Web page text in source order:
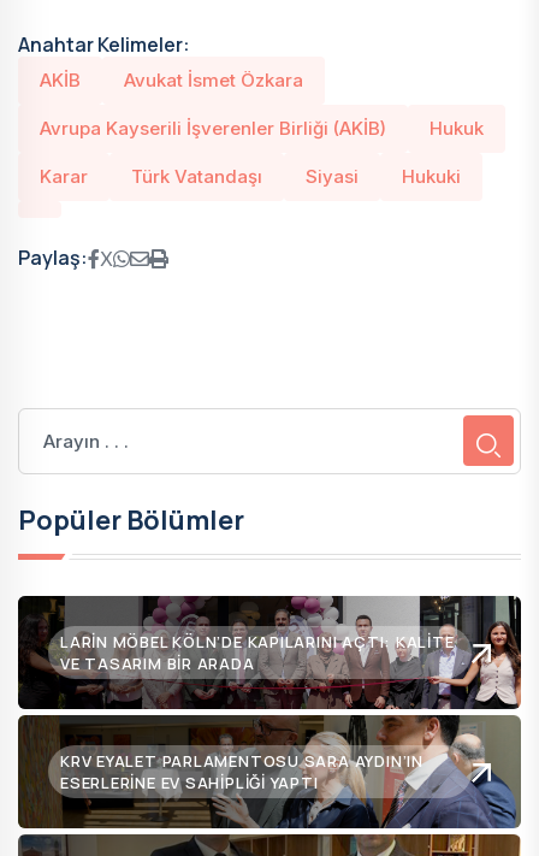
Anahtar Kelimeler:
AKİB Avukat İsmet Özkara
Avrupa Kayserili İşverenler Birliği (AKİB) Hukuk
Karar Türk Vatandaşı Siyasi Hukuki
Paylaş: X
Popüler Bölümler
LARIN MÖBEL KÖLN’DE KAPILARINI AÇTI: KALITE
VE TASARIM BIR ARADA
KRV EYALET PARLAMENTOSU SARA AYDIN’IN
ESERLERINE EV SAHIPLIĞI YAPTI